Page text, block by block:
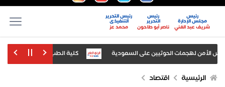
رئيس
مجلس الإدارة
شريف عبد الغني
رئيس
التحرير
ناصر أبو طاحون
رئيس التحرير
التنفيذى
محمد عز
الأمن لهجمات الحوثيين على السعودية كلية الطب بجامعة أسيوط تنظم
الرئيسية اقتصاد